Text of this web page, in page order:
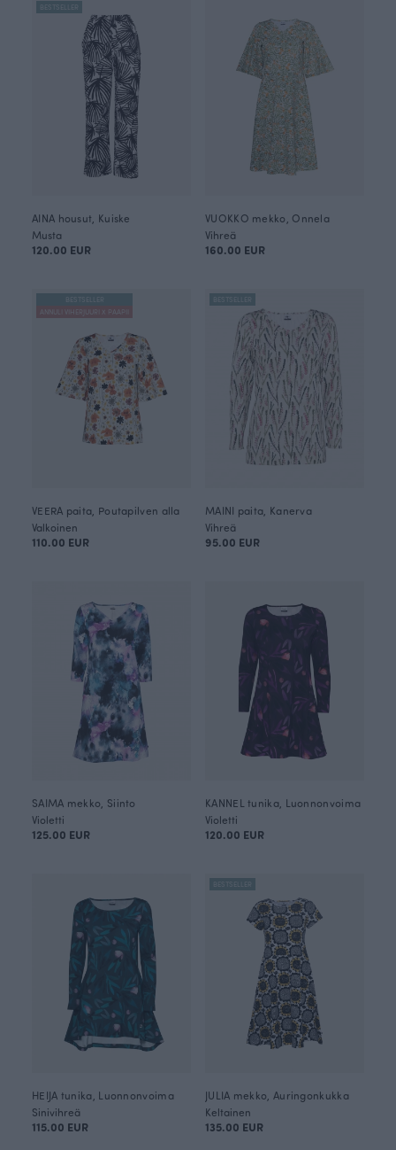
BESTSELLER
AINA housut, Kuiske
Musta
120.00 EUR
VUOKKO mekko, Onnela
Vihreä
160.00 EUR
BESTSELLER
ANNULI VIHERJUURI X PAAPII
VEERA paita, Poutapilven alla
Valkoinen
110.00 EUR
BESTSELLER
MAINI paita, Kanerva
Vihreä
95.00 EUR
SAIMA mekko, Siinto
Violetti
125.00 EUR
KANNEL tunika, Luonnonvoima
Violetti
120.00 EUR
HEIJA tunika, Luonnonvoima
Sinivihreä
115.00 EUR
BESTSELLER
JULIA mekko, Auringonkukka
Keltainen
135.00 EUR